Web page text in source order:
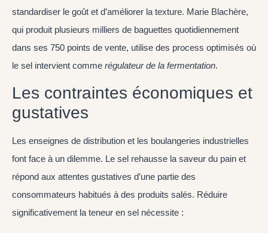
standardiser le goût et d’améliorer la texture. Marie Blachère,
qui produit plusieurs milliers de baguettes quotidiennement
dans ses 750 points de vente, utilise des process optimisés où
le sel intervient comme régulateur de la fermentation.
Les contraintes économiques et
gustatives
Les enseignes de distribution et les boulangeries industrielles
font face à un dilemme. Le sel rehausse la saveur du pain et
répond aux attentes gustatives d’une partie des
consommateurs habitués à des produits salés. Réduire
significativement la teneur en sel nécessite :